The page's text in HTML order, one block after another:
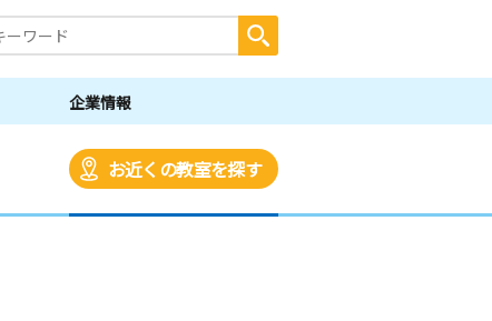
企業情報
お近くの教室を探す